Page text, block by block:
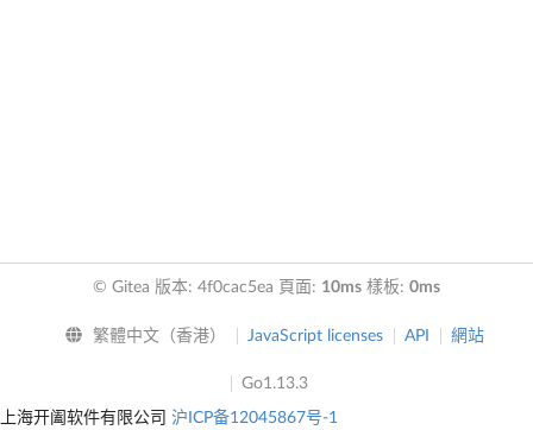
© Gitea 版本: 4f0cac5ea 頁面: 10ms 樣板: 0ms
繁體中文（香港） JavaScript licenses API 網站
Go1.13.3
上海开阖软件有限公司 沪ICP备12045867号-1